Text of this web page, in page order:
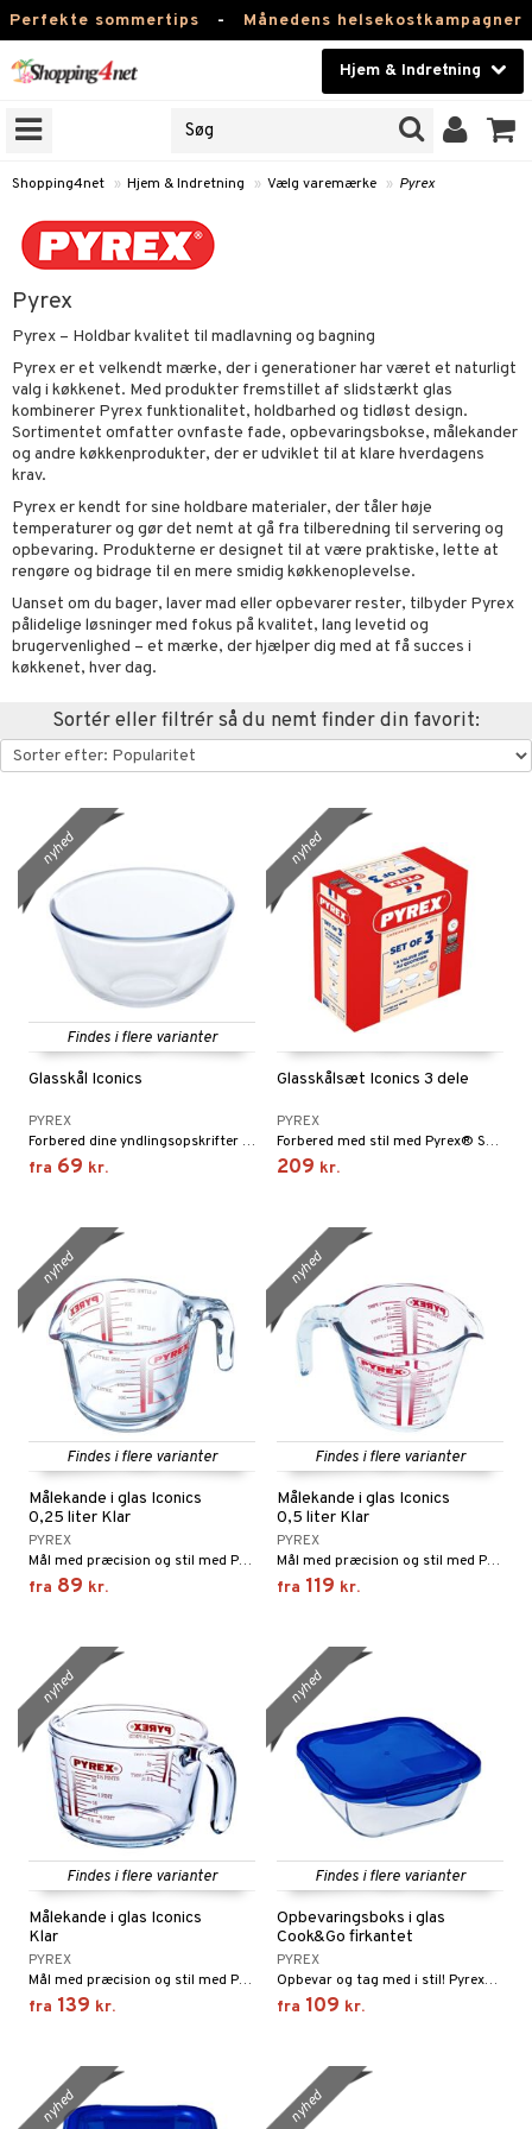
Perfekte sommertips - Månedens helsekostkampagner
Hjem & Indretning
Skønhed
Kontaktlinser
Helsekost
Apotek
Fitness
Hjem & Indretning
Legetøj, Barn & Baby
Varemærker
Kampagner
Shopping4net » Hjem & Indretning » Vælg varemærke » Pyrex
Pyrex
Pyrex – Holdbar kvalitet til madlavning og bagning
Pyrex er et velkendt mærke, der i generationer har været et naturligt
valg i køkkenet. Med produkter fremstillet af slidstærkt glas
kombinerer Pyrex funktionalitet, holdbarhed og tidløst design.
Sortimentet omfatter ovnfaste fade, opbevaringsbokse, målekander
og andre køkkenprodukter, der er udviklet til at klare hverdagens
krav.
Pyrex er kendt for sine holdbare materialer, der tåler høje
temperaturer og gør det nemt at gå fra tilberedning til servering og
opbevaring. Produkterne er designet til at være praktiske, lette at
rengøre og bidrage til en mere smidig køkkenoplevelse.
Uanset om du bager, laver mad eller opbevarer rester, tilbyder Pyrex
pålidelige løsninger med fokus på kvalitet, lang levetid og
brugervenlighed – et mærke, der hjælper dig med at få succes i
køkkenet, hver dag.
Sortér eller filtrér så du nemt finder din favorit:
Findes i flere varianter
Glasskål Iconics
PYREX
Forbered dine yndlingsopskrifter med Pyrex® Glasskål Iconics.
fra 69 kr.
nyhed
Glasskålsæt Iconics 3 dele
PYREX
Forbered med stil med Pyrex® Skålsæt Iconics. Tre størrelser 700 ml/1 l/2,3 l – perfekt til alt fra salater til bagning!
209 kr.
nyhed
Findes i flere varianter
Målekande i glas Iconics
0,25 liter Klar
PYREX
Mål med præcision og stil med Pyrex® Målekande Iconics.
fra 89 kr.
nyhed
Findes i flere varianter
Målekande i glas Iconics
0,5 liter Klar
PYREX
Mål med præcision og stil med Pyrex® Målekande Iconics.
fra 119 kr.
nyhed
Findes i flere varianter
Målekande i glas Iconics
Klar
PYREX
Mål med præcision og stil med Pyrex® Målekande Iconics.
fra 139 kr.
nyhed
Findes i flere varianter
Opbevaringsboks i glas
Cook&Go firkantet
PYREX
Opbevar og tag med i stil! Pyrex® Cook&Go Blå firkantet opbevaringsboks – perfekt til små måltider og snacks!
fra 109 kr.
nyhed
nyhed nyhed
til Børn
Børn
til Børneværelse
til Børneværelse
& Skulpturer
Art
Duftspredere
& Lysestager
& Hylder
& Kroge
& Kurve
Køkken
& Cocktailglas
& Avecglas
& Cognacglas
& Bageforme
Karafler
& Strygestål
& Grønsagsknive
& Elpiskere
Te & Espresso
maskiner
& Elkedel
Krus
Rengøring
& Skåle
/ Outdoor
Tallerkener
Kroge
& Dyner
& Hovepudebetræk
& Dyner
Plaider
& Foderhuse
& svar